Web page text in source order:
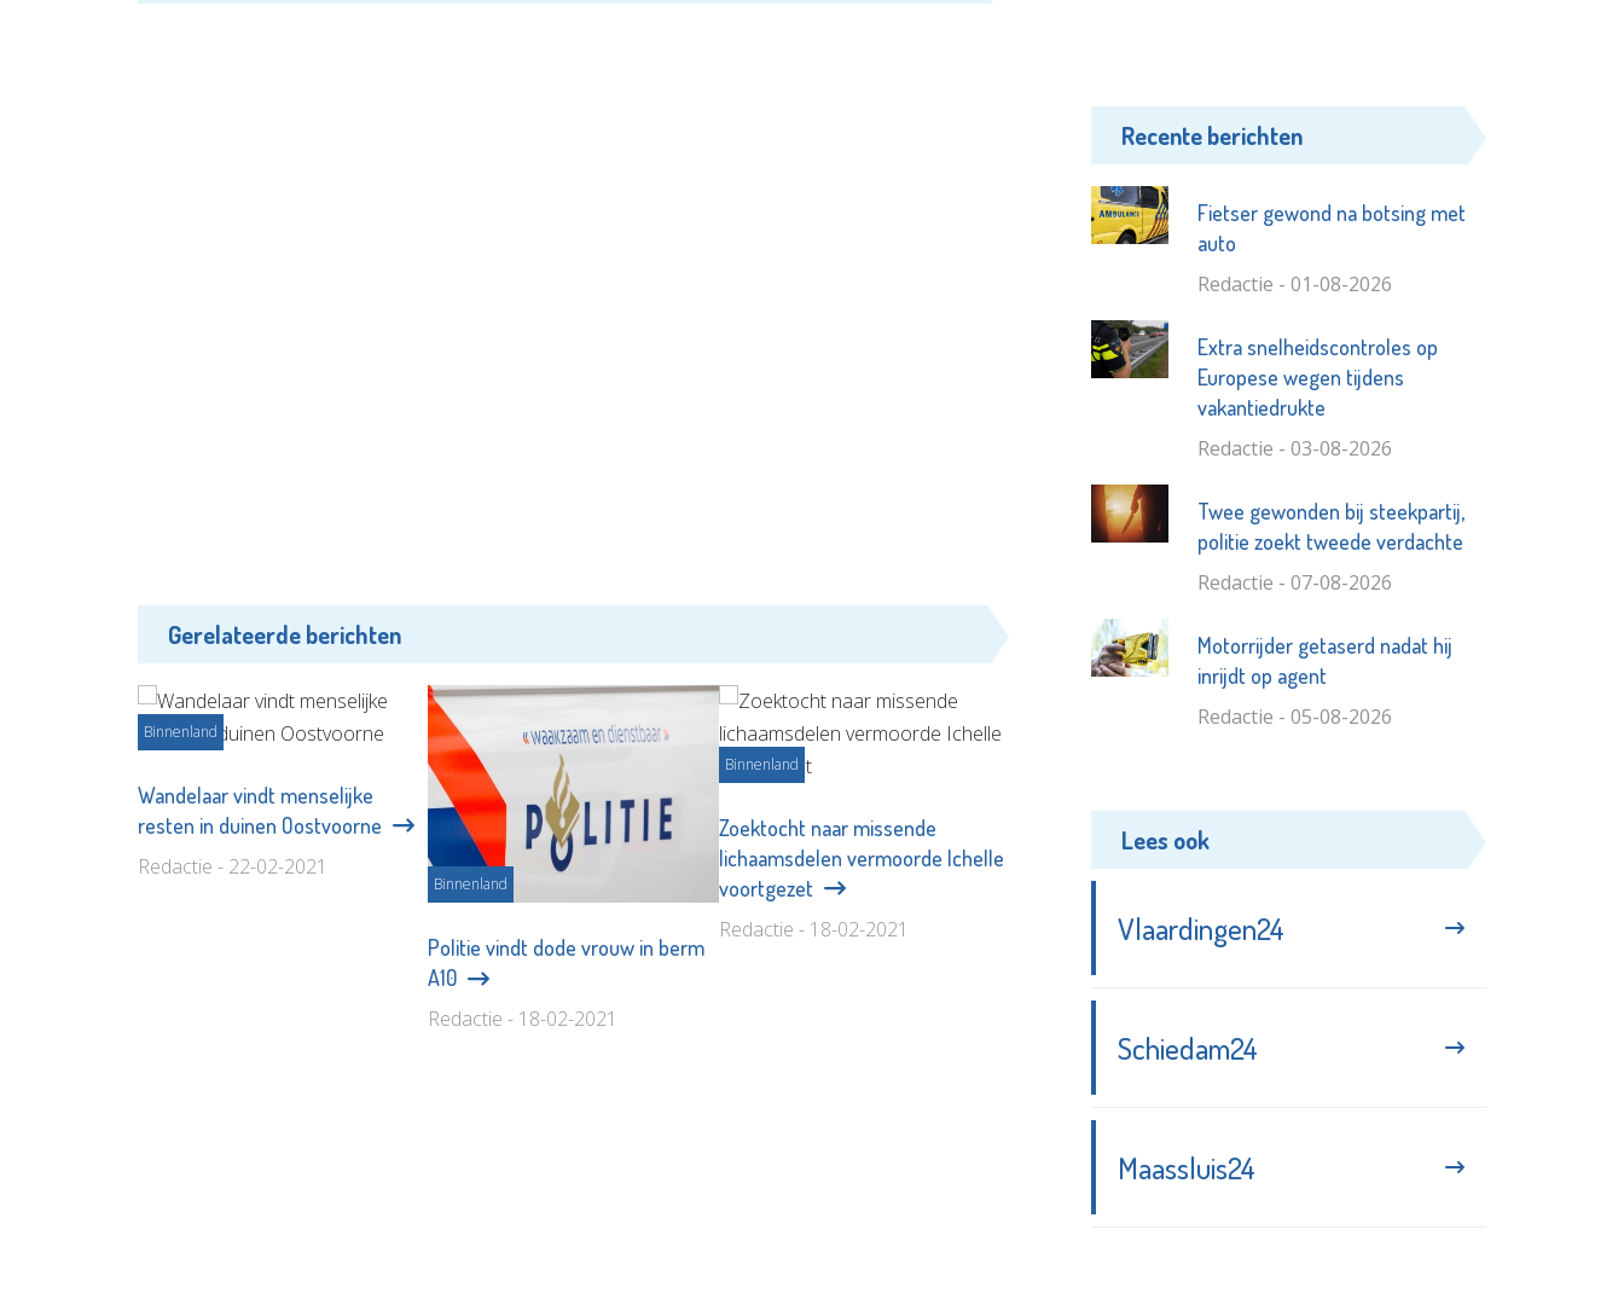
Gerelateerde berichten
Binnenland
Wandelaar vindt menselijke
resten in duinen Oostvoorne
Redactie - 22-02-2021
Binnenland
Politie vindt dode vrouw in berm
A10
Redactie - 18-02-2021
Binnenland
Zoektocht naar missende
lichaamsdelen vermoorde Ichelle
voortgezet
Redactie - 18-02-2021
Recente berichten
Fietser gewond na botsing met
auto
Redactie - 01-08-2026
Extra snelheidscontroles op
Europese wegen tijdens
vakantiedrukte
Redactie - 03-08-2026
Twee gewonden bij steekpartij,
politie zoekt tweede verdachte
Redactie - 07-08-2026
Motorrijder getaserd nadat hij
inrijdt op agent
Redactie - 05-08-2026
Lees ook
Vlaardingen24
Schiedam24
Maassluis24